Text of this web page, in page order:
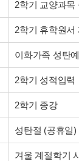
2학기 교양과목
2학기 휴학원서
이화가족 성탄
2학기 성적입력
2학기 종강
성탄절 (공휴일)
겨울 계절학기